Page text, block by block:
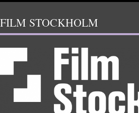
FILM STOCKHOLM